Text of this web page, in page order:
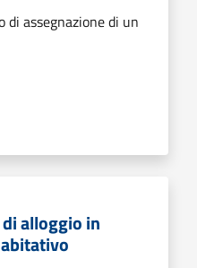
di assegnazione di un
alloggio in